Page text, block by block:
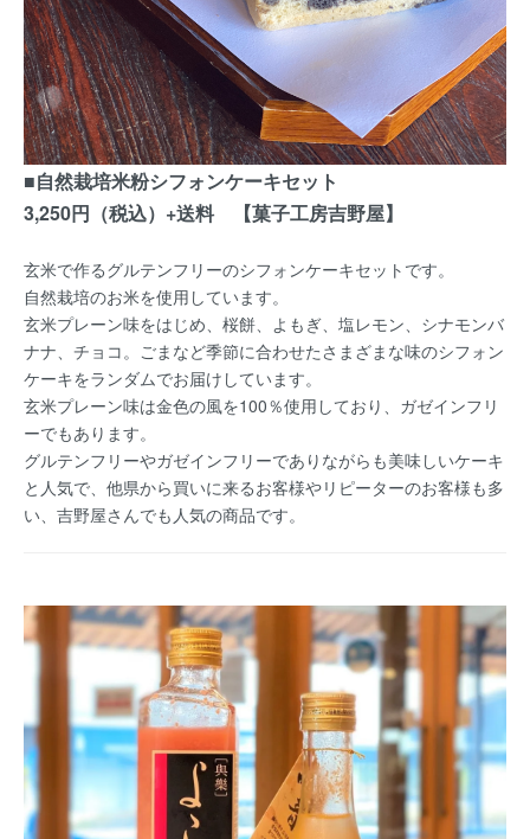
■自然栽培米粉シフォンケーキセット
3,250円（税込）+送料 【菓子工房吉野屋】
玄米で作るグルテンフリーのシフォンケーキセットです。
自然栽培のお米を使用しています。
玄米プレーン味をはじめ、桜餅、よもぎ、塩レモン、シナモンバ
ナナ、チョコ。ごまなど季節に合わせたさまざまな味のシフォン
ケーキをランダムでお届けしています。
玄米プレーン味は金色の風を100％使用しており、ガゼインフリ
ーでもあります。
グルテンフリーやガゼインフリーでありながらも美味しいケーキ
と人気で、他県から買いに来るお客様やリピーターのお客様も多
い、吉野屋さんでも人気の商品です。